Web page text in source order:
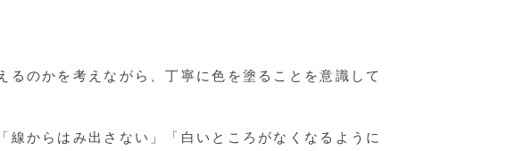
のかを考えながら、丁寧に色を塗ることを意識して
からはみ出さない」「白いところがなくなるように